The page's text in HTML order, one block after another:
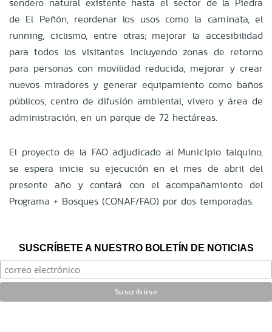
de El Peñón, reordenar los usos como la caminata, el
running, ciclismo, entre otras; mejorar la accesibilidad
para todos los visitantes incluyendo zonas de retorno
para personas con movilidad reducida, mejorar y crear
nuevos miradores y generar equipamiento como baños
públicos, centro de difusión ambiental, vivero y área de
administración, en un parque de 72 hectáreas.
El proyecto de la FAO adjudicado al Municipio talquino,
se espera inicie su ejecución en el mes de abril del
presente año y contará con el acompañamiento del
Programa + Bosques (CONAF/FAO) por dos temporadas.
SUSCRÍBETE A NUESTRO BOLETÍN DE NOTICIAS